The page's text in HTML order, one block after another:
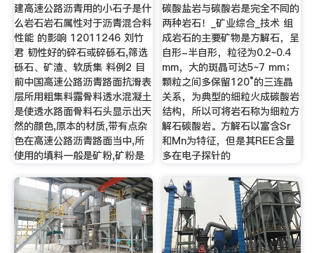
建高速公路沥青用的小石子是什
么岩石岩石属性对于沥青混合料
性能 的影响 12011246 刘竹
君 韧性好的碎石或碎砾石,筛选
砾石、矿渣、软质集 料例2 目
前中国高速公路沥青路面抗滑表
层所用粗集料露骨料透水混凝土
是使透水路面骨料石头显示出天
然的颜色,原本的材质,带有点杂
色在高速公路沥青路面当中,所
使用的填料一般是矿粉,矿粉是
碳酸盐岩与碳酸岩是完全不同的
两种岩石！_矿业综合_技术 组
成岩石的主要矿物是方解石，呈
自形-半自形，粒径为0.2~0.4
mm，大的斑晶可达5~7 mm；
颗粒之间多保留120°的三连晶
关系，为典型的细粒火成碳酸岩
结构，所以可将岩石称为细粒方
解石碳酸岩。方解石以富含Sr
和Mn为特征，但是其REE含量
多在电子探针的